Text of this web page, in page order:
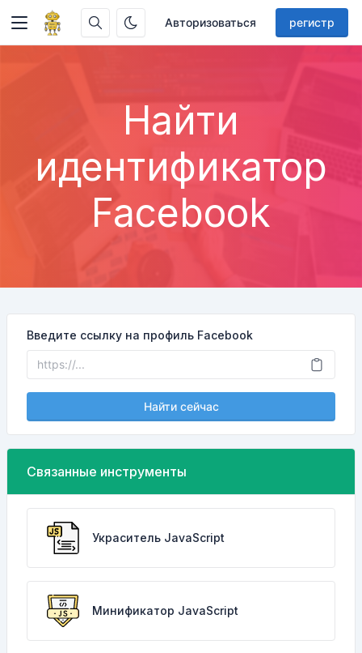
Авторизоваться регистр
Найти
идентификатор
Facebook
Введите ссылку на профиль Facebook
Найти сейчас
Связанные инструменты
Украситель JavaScript
Минификатор JavaScript